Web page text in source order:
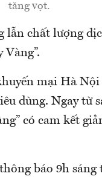
tăng vọt.
lẫn chất lượng
mại Hà
dùng. Ngay từ
có cam kết
báo 9h